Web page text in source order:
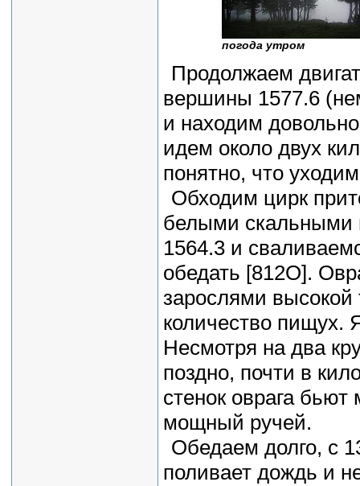
погода утром
Продолжаем
вершины 1577.6
и находим
идем около двух
понятно, что
Обходим цирк
белыми
1564.3 и
обедать [812O].
зарослями
количество пищух.
Несмотря на два
поздно, почти в
стенок оврага
мощный ручей.
Обедаем долго, с
поливает дождь и